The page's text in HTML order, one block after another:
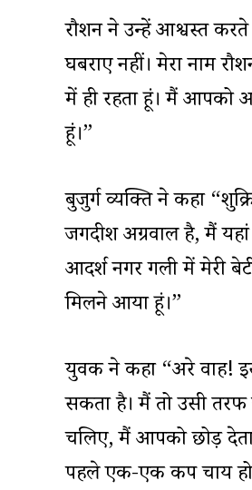
रौशन ने उन्हें आश्वस्त
घबराए नहीं। मेरा नाम
में ही रहता हूं। मैं आपको
हूं।”
बुजुर्ग व्यक्ति ने कहा
जगदीश अग्रवाल है, मैं
आदर्श नगर गली में मेरी
मिलने आया हूं।”
युवक ने कहा “अरे वाह!
सकता है। मैं तो उसी तरफ
चलिए, मैं आपको छोड़
पहले एक-एक कप चाय